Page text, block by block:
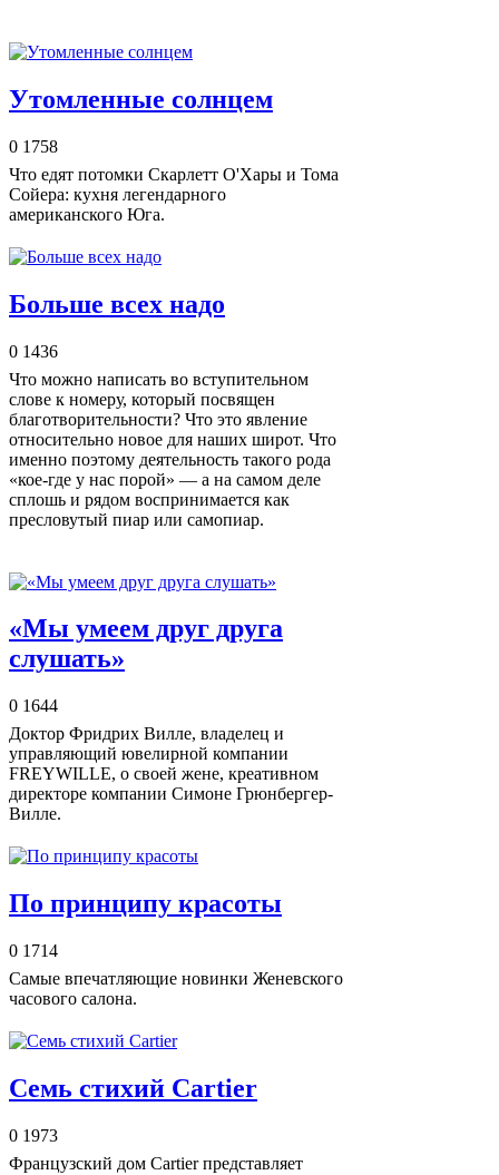
Утомленные солнцем
0 1758
Что едят потомки Скарлетт О'Хары и Тома
Сойера: кухня легендарного
американского Юга.
Больше всех надо
0 1436
Что можно написать во вступительном
слове к номеру, который посвящен
благотворительности? Что это явление
относительно новое для наших широт. Что
именно поэтому деятельность такого рода
«кое-где у нас порой» — а на самом деле
сплошь и рядом воспринимается как
пресловутый пиар или самопиар.
«Мы умеем друг друга
слушать»
0 1644
Доктор Фридрих Вилле, владелец и
управляющий ювелирной компании
FREYWILLE, о своей жене, креативном
директоре компании Симоне Грюнбергер-
Вилле.
По принципу красоты
0 1714
Самые впечатляющие новинки Женевского
часового салона.
Семь стихий Cartier
0 1973
Французский дом Cartier представляет